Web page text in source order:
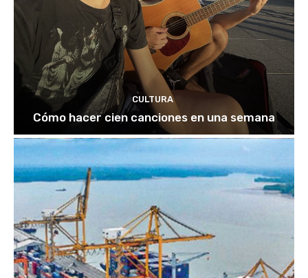
CULTURA
Cómo hacer cien canciones en una semana